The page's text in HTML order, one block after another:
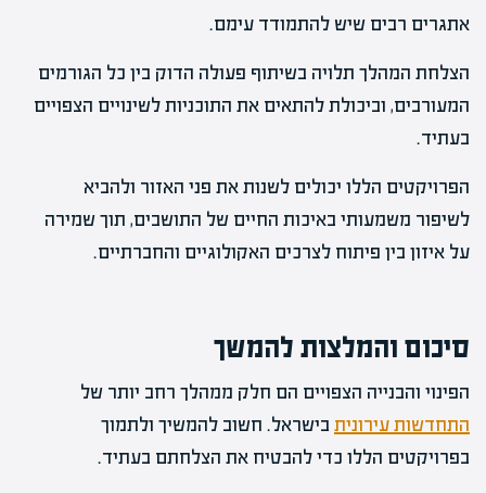
אתגרים רבים שיש להתמודד עימם.
הצלחת המהלך תלויה בשיתוף פעולה הדוק בין כל הגורמים
המעורבים, וביכולת להתאים את התוכניות לשינויים הצפויים
בעתיד.
הפרויקטים הללו יכולים לשנות את פני האזור ולהביא
לשיפור משמעותי באיכות החיים של התושבים, תוך שמירה
על איזון בין פיתוח לצרכים האקולוגיים והחברתיים.
סיכום והמלצות להמשך
הפינוי והבנייה הצפויים הם חלק ממהלך רחב יותר של
התחדשות עירונית בישראל. חשוב להמשיך ולתמוך
בפרויקטים הללו כדי להבטיח את הצלחתם בעתיד.